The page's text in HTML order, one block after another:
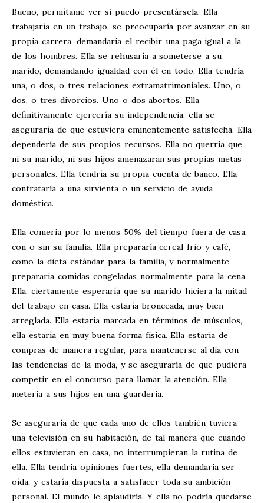
Bueno, permítame ver si puedo presentársela. Ella
trabajaría en un trabajo, se preocuparía por avanzar en su
propia carrera, demandaría el recibir una paga igual a la
de los hombres. Ella se rehusaría a someterse a su
marido, demandando igualdad con él en todo. Ella tendría
una, o dos, o tres relaciones extramatrimoniales. Uno, o
dos, o tres divorcios. Uno o dos abortos. Ella
definitivamente ejercería su independencia, ella se
aseguraría de que estuviera eminentemente satisfecha. Ella
dependería de sus propios recursos. Ella no querría que
ni su marido, ni sus hijos amenazaran sus propias metas
personales. Ella tendría su propia cuenta de banco. Ella
contrataría a una sirvienta o un servicio de ayuda
doméstica.
Ella comería por lo menos 50% del tiempo fuera de casa,
con o sin su familia. Ella prepararía cereal frio y café,
como la dieta estándar para la familia, y normalmente
prepararía comidas congeladas normalmente para la cena.
Ella, ciertamente esperaría que su marido hiciera la mitad
del trabajo en casa. Ella estaría bronceada, muy bien
arreglada. Ella estaría marcada en términos de músculos,
ella estaría en muy buena forma física. Ella estaría de
compras de manera regular, para mantenerse al día con
las tendencias de la moda, y se aseguraría de que pudiera
competir en el concurso para llamar la atención. Ella
metería a sus hijos en una guardería.
Se aseguraría de que cada uno de ellos también tuviera
una televisión en su habitación, de tal manera que cuando
ellos estuvieran en casa, no interrumpieran la rutina de
ella. Ella tendría opiniones fuertes, ella demandaría ser
oída, y estaría dispuesta a satisfacer toda su ambición
personal. El mundo le aplaudiría. Y ella no podría quedarse